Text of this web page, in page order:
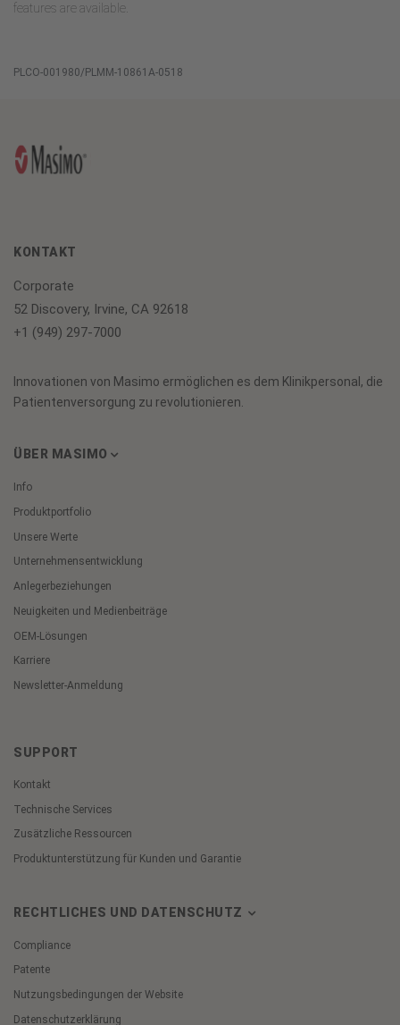
features are available.
PLCO-001980/PLMM-10861A-0518
KONTAKT
Corporate
52 Discovery, Irvine, CA 92618
+1 (949) 297-7000
Innovationen von Masimo ermöglichen es dem Klinikpersonal, die
Patientenversorgung zu revolutionieren.
ÜBER MASIMO
Info
Produktportfolio
Unsere Werte
Unternehmensentwicklung
Anlegerbeziehungen
Neuigkeiten und Medienbeiträge
OEM-Lösungen
Karriere
Newsletter-Anmeldung
SUPPORT
Kontakt
Technische Services
Zusätzliche Ressourcen
Produktunterstützung für Kunden und Garantie
RECHTLICHES UND DATENSCHUTZ
Compliance
Patente
Nutzungsbedingungen der Website
Datenschutzerklärung